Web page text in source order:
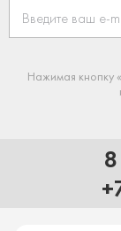
Нажимая кнопку